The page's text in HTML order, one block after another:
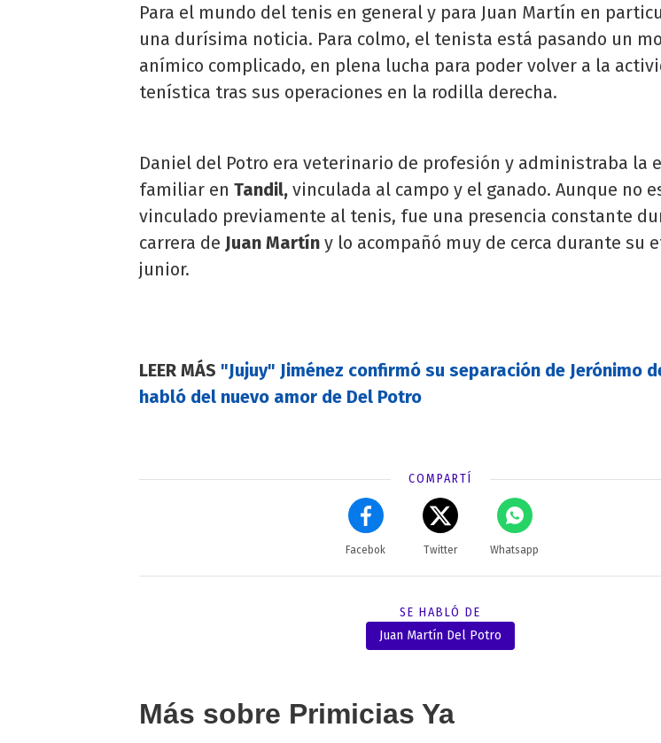
Para el mundo del tenis en general y para Juan Martín en
una durísima noticia. Para colmo, el tenista está pasando un
anímico complicado, en plena lucha para poder volver a la
tenística tras sus operaciones en la rodilla derecha.
Daniel del Potro era veterinario de profesión y administraba la
familiar en Tandil, vinculada al campo y el ganado. Aunque no
vinculado previamente al tenis, fue una presencia constante
carrera de Juan Martín y lo acompañó muy de cerca durante su
junior.
LEER MÁS "Jujuy" Jiménez confirmó su separación de Jerónimo
habló del nuevo amor de Del Potro
COMPARTÍ
Facebok Twitter Whatsapp
SE HABLÓ DE
Juan Martín Del Potro
Más sobre Primicias Ya